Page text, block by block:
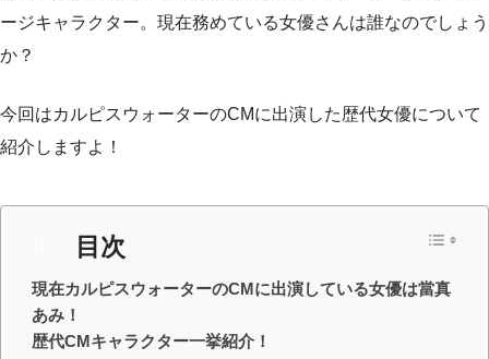
ージキャラクター。現在務めている女優さんは誰なのでしょう
か？
今回はカルピスウォーターのCMに出演した歴代女優について
紹介しますよ！
目次
現在カルピスウォーターのCMに出演している女優は當真
あみ！
歴代CMキャラクター一挙紹介！